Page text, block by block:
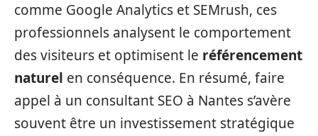
comme Google Analytics et SEMrush, ces
professionnels analysent le comportement
des visiteurs et optimisent le référencement
naturel en conséquence. En résumé, faire
appel à un consultant SEO à Nantes s’avère
souvent être un investissement stratégique